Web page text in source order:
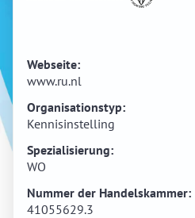
Webseite:
www.ru.nl
Organisationstyp:
Kennisinstelling
Spezialisierung:
WO
Nummer der Handelskammer:
41055629.3